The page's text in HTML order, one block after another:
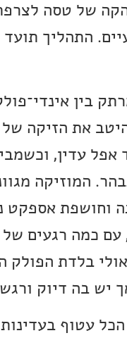
של טסה
התהליך
בין
את הזיקה
אפל עדין,
המוזיקה
וחושפת
כמה רגעים
אולי בלדת הפולק
יש בה דיוק ורגש
עטוף